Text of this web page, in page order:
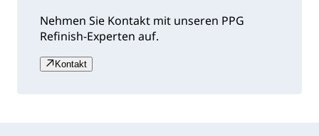
Nehmen Sie Kontakt mit unseren PPG
Refinish-Experten auf.
Kontakt